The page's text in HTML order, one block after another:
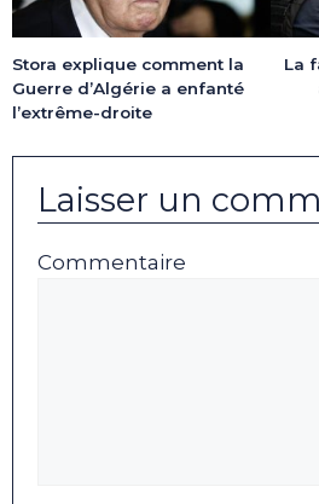
Stora explique comment la
Guerre d’Algérie a enfanté
l’extrême-droite
La
Laisser un
Commentaire